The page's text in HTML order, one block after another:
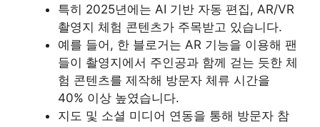
특히 2025년에는 AI 기반 자동 편집, AR/VR
촬영지 체험 콘텐츠가 주목받고 있습니다.
예를 들어, 한 블로거는 AR 기능을 이용해 팬
들이 촬영지에서 주인공과 함께 걷는 듯한 체
험 콘텐츠를 제작해 방문자 체류 시간을
40% 이상 높였습니다.
지도 및 소셜 미디어 연동을 통해 방문자 참